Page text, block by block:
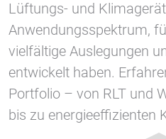
Lüftungs- und
Anwendungsspektrum,
vielfältige Auslegungen
entwickelt haben.
Portfolio – von RLT und
bis zu energieeffizienten